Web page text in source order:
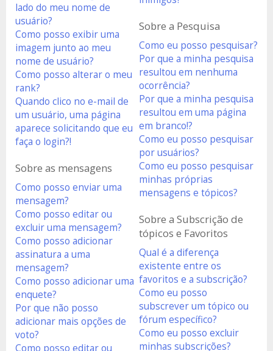
lado do meu nome de
usuário?
Como posso exibir uma
imagem junto ao meu
nome de usuário?
Como posso alterar o meu
rank?
Quando clico no e-mail de
um usuário, uma página
aparece solicitando que eu
faça o login?!
Sobre as mensagens
Como posso enviar uma
mensagem?
Como posso editar ou
excluir uma mensagem?
Como posso adicionar
assinatura a uma
mensagem?
Como posso adicionar uma
enquete?
Por que não posso
adicionar mais opções de
voto?
Como posso editar ou
Sobre a Pesquisa
Como eu posso pesquisar?
Por que a minha pesquisa
resultou em nenhuma
ocorrência?
Por que a minha pesquisa
resultou em uma página
em branco!?
Como eu posso pesquisar
por usuários?
Como eu posso pesquisar
minhas próprias
mensagens e tópicos?
Sobre a Subscrição de
tópicos e Favoritos
Qual é a diferença
existente entre os
favoritos e a subscrição?
Como eu posso
subscrever um tópico ou
fórum específico?
Como eu posso excluir
minhas subscrições?